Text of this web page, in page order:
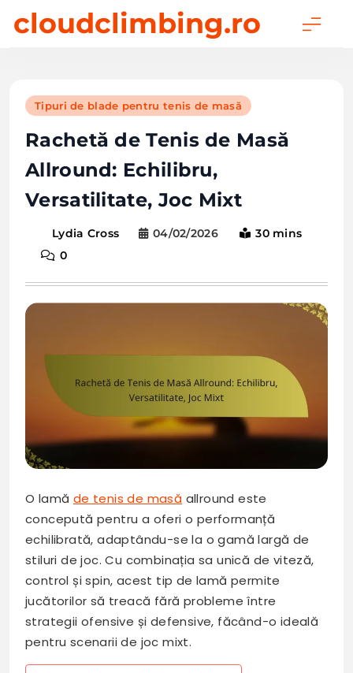
cloudclimbing.ro
Tipuri de blade pentru tenis de masă
Rachetă de Tenis de Masă
Allround: Echilibru,
Versatilitate, Joc Mixt
Lydia Cross 04/02/2026
30 mins
0
O lamă de tenis de masă allround este
concepută pentru a oferi o performanță
echilibrată, adaptându-se la o gamă largă de
stiluri de joc. Cu combinația sa unică de viteză,
control și spin, acest tip de lamă permite
jucătorilor să treacă fără probleme între
strategii ofensive și defensive, făcând-o ideală
pentru scenarii de joc mixt.